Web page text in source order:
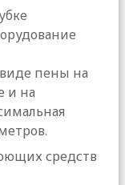
пены на
и на
средств